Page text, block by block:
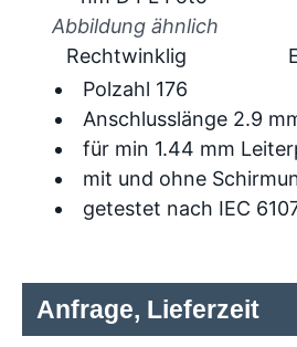
Abbildung ähnlich
Polzahl 176
Anschlusslänge 2.9
für min 1.44 mm
mit und ohne
getestet nach IEC
Rechtwinklig
Anfrage, Lieferzeit